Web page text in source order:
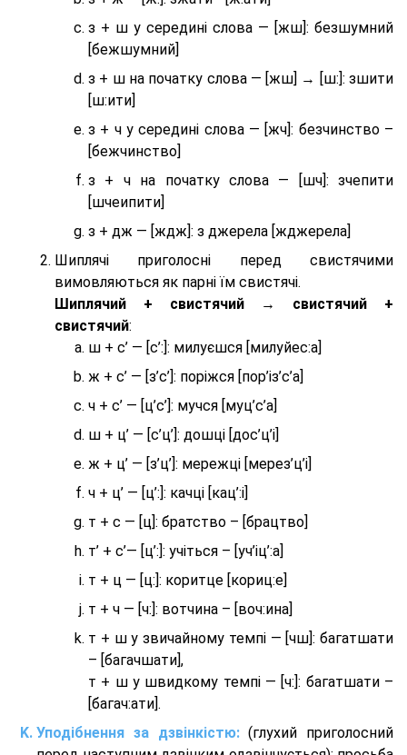
з + ш у середині слова — [жш]: безшумний
[бежшумний]
з + ш на початку слова — [жш] → [ш:]: зшити
[ш:ити]
з + ч у середині слова — [жч]: безчинство –
[бежчинство]
з + ч на початку слова — [шч]: зчепити
[шчеипити]
з + дж — [ждж]: з джерела [жджерела]
Шиплячі приголосні перед свистячими
вимовляються як парні їм свистячі.
Шиплячий + свистячий → свистячий +
свистячий:
ш + с’ — [с’:]: милуєшся [милуйес:а]
ж + с’ — [з’с’]: поріжся [пор’із’с’а]
ч + с’ — [ц’с’]: мучся [муц’с’а]
ш + ц’ — [с’ц’]: дошці [дос’ц’і]
ж + ц’ — [з’ц’]: мережці [мерез’ц’і]
ч + ц’ — [ц’:]: качці [кац’:і]
т + с — [ц]: братство – [брaцтво]
т’ + с’— [ц’:]: учіться – [уч’іц’:a]
т + ц — [ц:]: коритце [кориц:е]
т + ч — [ч:]: вотчина – [вoч:ина]
т + ш у звичайному темпі — [чш]: багатшати
– [багачшати],
т + ш у швидкому темпі — [ч:]: багатшати –
[багач:ати].
Уподібнення за дзвінкістю:(глухий приголосний